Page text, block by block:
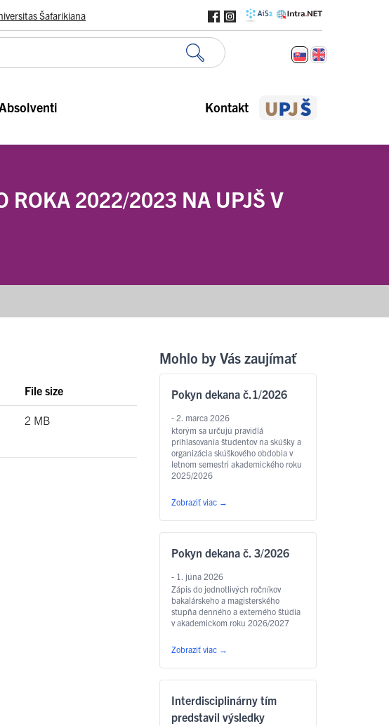
Šafarikiana
Kontakt
ROKA 2022/2023 NA UPJŠ V
File size
2 MB
Mohlo by Vás zaujímať
Pokyn dekana č.1/2026
- 2. marca 2026
ktorým sa určujú pravidlá
prihlasovania študentov na skúšky a
organizácia skúškového obdobia v
letnom semestri akademického roku
2025/2026
Zobraziť viac →
Pokyn dekana č. 3/2026
- 1. júna 2026
Zápis do jednotlivých ročníkov
bakalárskeho a magisterského
stupňa denného a externého štúdia
v akademickom roku 2026/2027
Zobraziť viac →
Interdisciplinárny tím
predstavil výsledky